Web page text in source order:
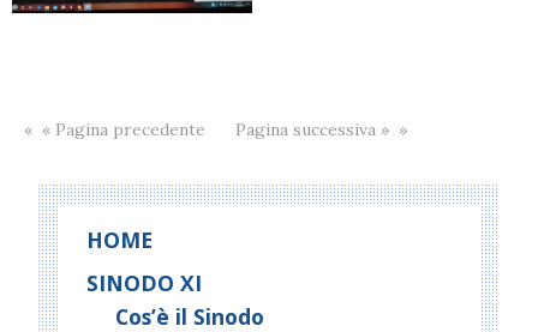
« Pagina precedente Pagina successiva »
HOME
SINODO XI
Cos’è il Sinodo